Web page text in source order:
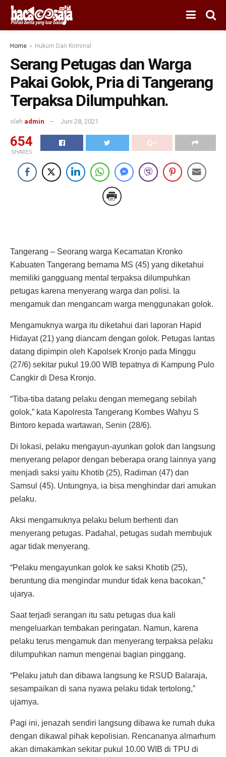
Home Hukum Dan Kriminal
Serang Petugas dan Warga
Pakai Golok, Pria di Tangerang
Terpaksa Dilumpuhkan.
oleh admin Juni 28, 2021
654
SHARES
Tangerang – Seorang warga Kecamatan Kronko
Kabuaten Tangerang bernama MS (45) yang diketahui
memiliki gangguang mental terpaksa dilumpuhkan
petugas karena menyerang warga dan polisi. Ia
mengamuk dan mengancam warga menggunakan golok.
Mengamuknya warga itu diketahui dari laporan Hapid
Hidayat (21) yang diancam dengan golok. Petugas lantas
datang dipimpin oleh Kapolsek Kronjo pada Minggu
(27/6) sekitar pukul 19.00 WIB tepatnya di Kampung Pulo
Cangkir di Desa Kronjo.
“Tiba-tiba datang pelaku dengan memegang sebilah
golok,” kata Kapolresta Tangerang Kombes Wahyu S
Bintoro kepada wartawan, Senin (28/6).
Di lokasi, pelaku mengayun-ayunkan golok dan langsung
menyerang pelapor dengan beberapa orang lainnya yang
menjadi saksi yaitu Khotib (25), Radiman (47) dan
Samsul (45). Untungnya, ia bisa menghindar dari amukan
pelaku.
Aksi mengamuknya pelaku belum berhenti dan
menyerang petugas. Padahal, petugas sudah membujuk
agar tidak menyerang.
“Pelaku mengayunkan golok ke saksi Khotib (25),
beruntung dia mengindar mundur tidak kena bacokan,”
ujarya.
Saat terjadi serangan itu satu petugas dua kali
mengeluarkan tembakan peringatan. Namun, karena
pelaku terus mengamuk dan menyerang terpaksa pelaku
dilumpuhkan namun mengenai bagian pinggang.
“Pelaku jatuh dan dibawa langsung ke RSUD Balaraja,
sesampaikan di sana nyawa pelaku tidak tertolong,”
ujarnya.
Pagi ini, jenazah sendiri langsung dibawa ke rumah duka
dengan dikawal pihak kepolisian. Rencananya almarhum
akan dimakamkan sekitar pukul 10.00 WIB di TPU di